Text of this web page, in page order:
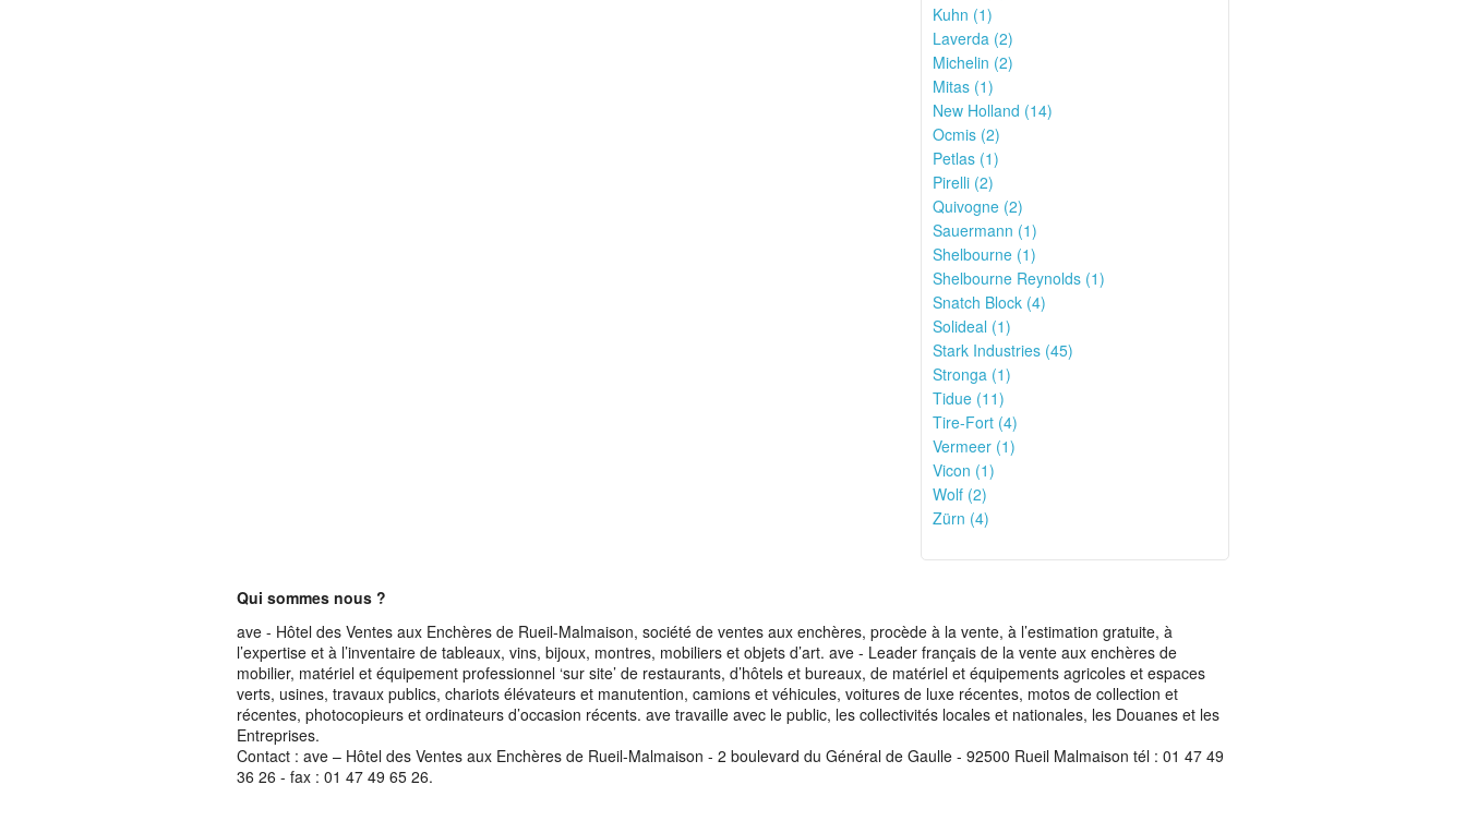
Kuhn (1)
Laverda (2)
Michelin (2)
Mitas (1)
New Holland (14)
Ocmis (2)
Petlas (1)
Pirelli (2)
Quivogne (2)
Sauermann (1)
Shelbourne (1)
Shelbourne Reynolds (1)
Snatch Block (4)
Solideal (1)
Stark Industries (45)
Stronga (1)
Tidue (11)
Tire-Fort (4)
Vermeer (1)
Vicon (1)
Wolf (2)
Zürn (4)
Qui sommes nous ?
ave - Hôtel des Ventes aux Enchères de Rueil-Malmaison, société de ventes aux enchères, procède à la vente, à l’estimation gratuite, à
l’expertise et à l’inventaire de tableaux, vins, bijoux, montres, mobiliers et objets d’art. ave - Leader français de la vente aux enchères de
mobilier, matériel et équipement professionnel ‘sur site’ de restaurants, d’hôtels et bureaux, de matériel et équipements agricoles et espaces
verts, usines, travaux publics, chariots élévateurs et manutention, camions et véhicules, voitures de luxe récentes, motos de collection et
récentes, photocopieurs et ordinateurs d’occasion récents. ave travaille avec le public, les collectivités locales et nationales, les Douanes et les
Entreprises.
Contact : ave – Hôtel des Ventes aux Enchères de Rueil-Malmaison - 2 boulevard du Général de Gaulle - 92500 Rueil Malmaison tél : 01 47 49
36 26 - fax : 01 47 49 65 26.